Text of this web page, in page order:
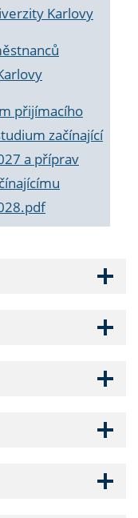
Karlovy
přijímacího
začínající
a příprav